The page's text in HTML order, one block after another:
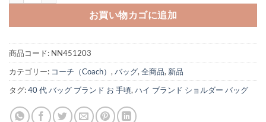
お買い物カゴに追加
商品コード: NN451203
カテゴリー: コーチ（Coach） ,バッグ,全商品, 新品
タグ:40 代 バッグ ブランド お 手頃,ハイ ブランド ショルダー バッグ